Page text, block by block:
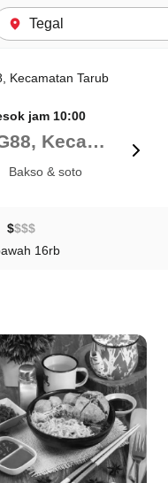
Kecamatan Tarub
jam 10:00
BAKSO KING88, Kecamatan Tarub
Bakso & soto
$$$$
16rb